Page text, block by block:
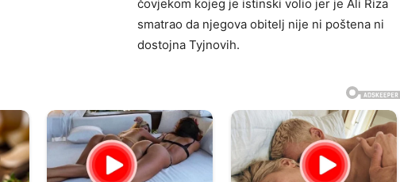
čovjekom kojeg je istinski volio jer je Ali Riza
smatrao da njegova obitelj nije ni poštena ni
dostojna Tyjnovih.